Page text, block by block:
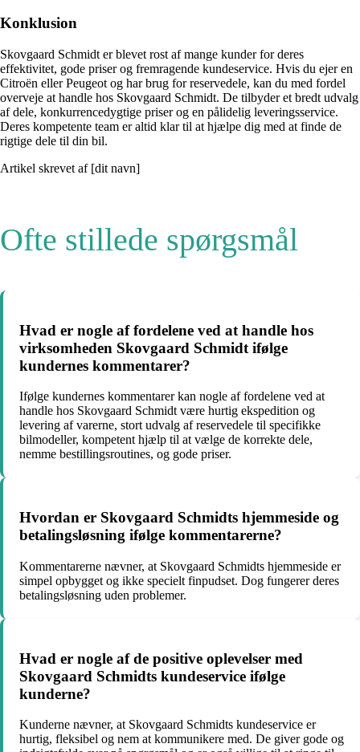
Konklusion
Skovgaard Schmidt er blevet rost af mange kunder for deres
effektivitet, gode priser og fremragende kundeservice. Hvis du ejer en
Citroën eller Peugeot og har brug for reservedele, kan du med fordel
overveje at handle hos Skovgaard Schmidt. De tilbyder et bredt udvalg
af dele, konkurrencedygtige priser og en pålidelig leveringsservice.
Deres kompetente team er altid klar til at hjælpe dig med at finde de
rigtige dele til din bil.
Artikel skrevet af [dit navn]
Ofte stillede spørgsmål
Hvad er nogle af fordelene ved at handle hos
virksomheden Skovgaard Schmidt ifølge
kundernes kommentarer?
Ifølge kundernes kommentarer kan nogle af fordelene ved at
handle hos Skovgaard Schmidt være hurtig ekspedition og
levering af varerne, stort udvalg af reservedele til specifikke
bilmodeller, kompetent hjælp til at vælge de korrekte dele,
nemme bestillingsroutines, og gode priser.
Hvordan er Skovgaard Schmidts hjemmeside og
betalingsløsning ifølge kommentarerne?
Kommentarerne nævner, at Skovgaard Schmidts hjemmeside er
simpel opbygget og ikke specielt finpudset. Dog fungerer deres
betalingsløsning uden problemer.
Hvad er nogle af de positive oplevelser med
Skovgaard Schmidts kundeservice ifølge
kunderne?
Kunderne nævner, at Skovgaard Schmidts kundeservice er
hurtig, fleksibel og nem at kommunikere med. De giver gode og